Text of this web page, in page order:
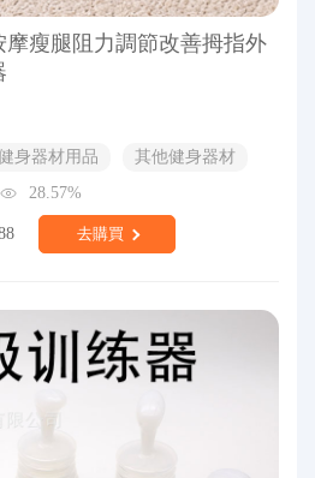
瘦腿阻力調節改善拇指外
身器材用品
其他健身器材
28.57%
去購買